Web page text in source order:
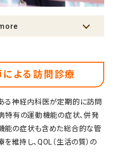
よる訪問診療
る神経内科医が定期的に訪問
特有の運動機能の症状、併発
能の症状も含めた総合的な管
維持し、QOL（生活の質）の